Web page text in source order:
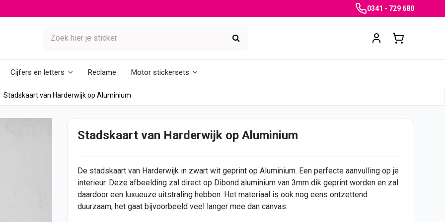
0341 - 729 680
Cijfers en letters Reclame Motor stickersets
Stadskaart van Harderwijk op Aluminium
Stadskaart van Harderwijk op Aluminium
De stadskaart van Harderwijk in zwart wit geprint op Aluminium. Een perfecte aanvulling op je
interieur. Deze afbeelding zal direct op Dibond aluminium van 3mm dik geprint worden en zal
daardoor een luxueuze uitstraling hebben. Het materiaal is ook nog eens ontzettend
duurzaam, het gaat bijvoorbeeld veel langer mee dan canvas.